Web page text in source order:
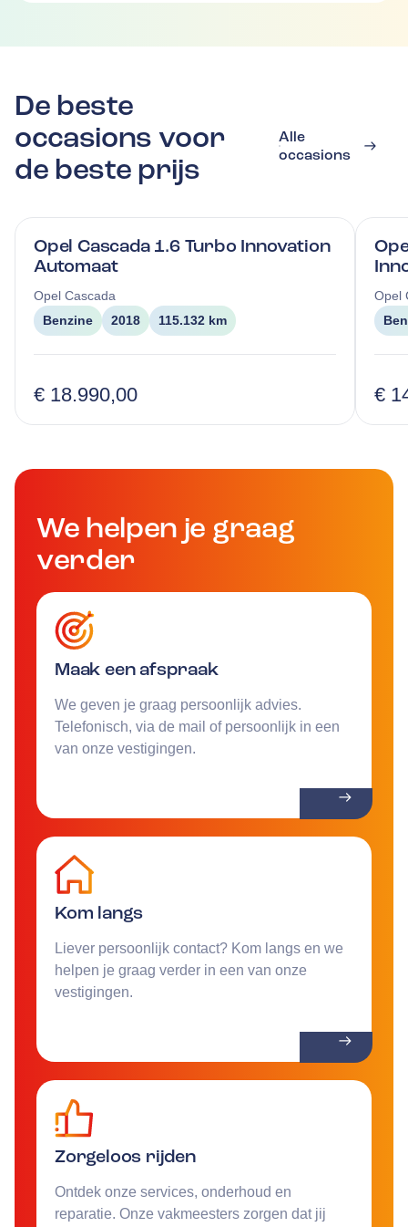
De beste
occasions voor
de beste prijs
Alle
occasions
Opel Cascada 1.6 Turbo Innovation
Automaat
Opel Cascada
Benzine
2018 115.132 km
€ 18.990,00
Opel
€
We helpen je graag
verder
Maak een afspraak
We geven je graag persoonlijk advies.
Telefonisch, via de mail of persoonlijk in een
van onze vestigingen.
Kom langs
Liever persoonlijk contact? Kom langs en we
helpen je graag verder in een van onze
vestigingen.
Zorgeloos rijden
Ontdek onze services, onderhoud en
reparatie. Onze vakmeesters zorgen dat jij